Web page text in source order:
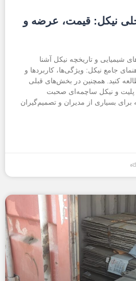
نیکل: قیمت، عرضه و
شیمیایی و تاریخچه نیکل آشنا
جامع نیکل: ویژگی‌ها، کاربردها و
کنید. همچنین در بخش‌های قبلی
پلیت و نیکل ساچمه‌ای صحبت
بسیاری از مدیران و تصمیم‌گیران